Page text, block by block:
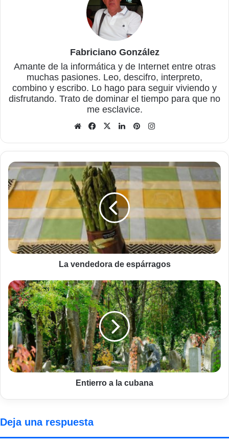
Fabriciano González
Amante de la informática y de Internet entre otras
muchas pasiones. Leo, descifro, interpreto,
combino y escribo. Lo hago para seguir viviendo y
disfrutando. Trato de dominar el tiempo para que no
me esclavice.
Sitio
Facebook
X LinkedInPinterest
La
vendedora
de
espárragos
La vendedora de espárragos
Entierro
a
la
cubana
Entierro a la cubana
Deja una respuesta